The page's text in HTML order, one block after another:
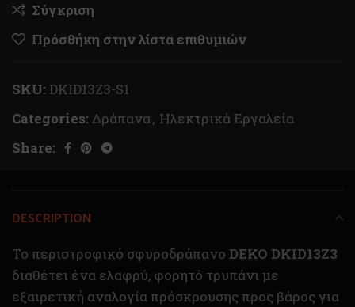
Σύγκριση
Πρόσθήκη στην λίστα επιθυμιών
SKU: DKID13Z3-S1
Categories: Δράπανα, Ηλεκτρικά Εργαλεία
Share:
DESCRIPTION
Το περιστροφικό σφυροδράπανο DEKO DKID13Z3
διαθέτει ένα ελαφρύ, φορητό τρυπάνι με
εξαιρετική αναλογία πρόσκρουσης προς βάρος για